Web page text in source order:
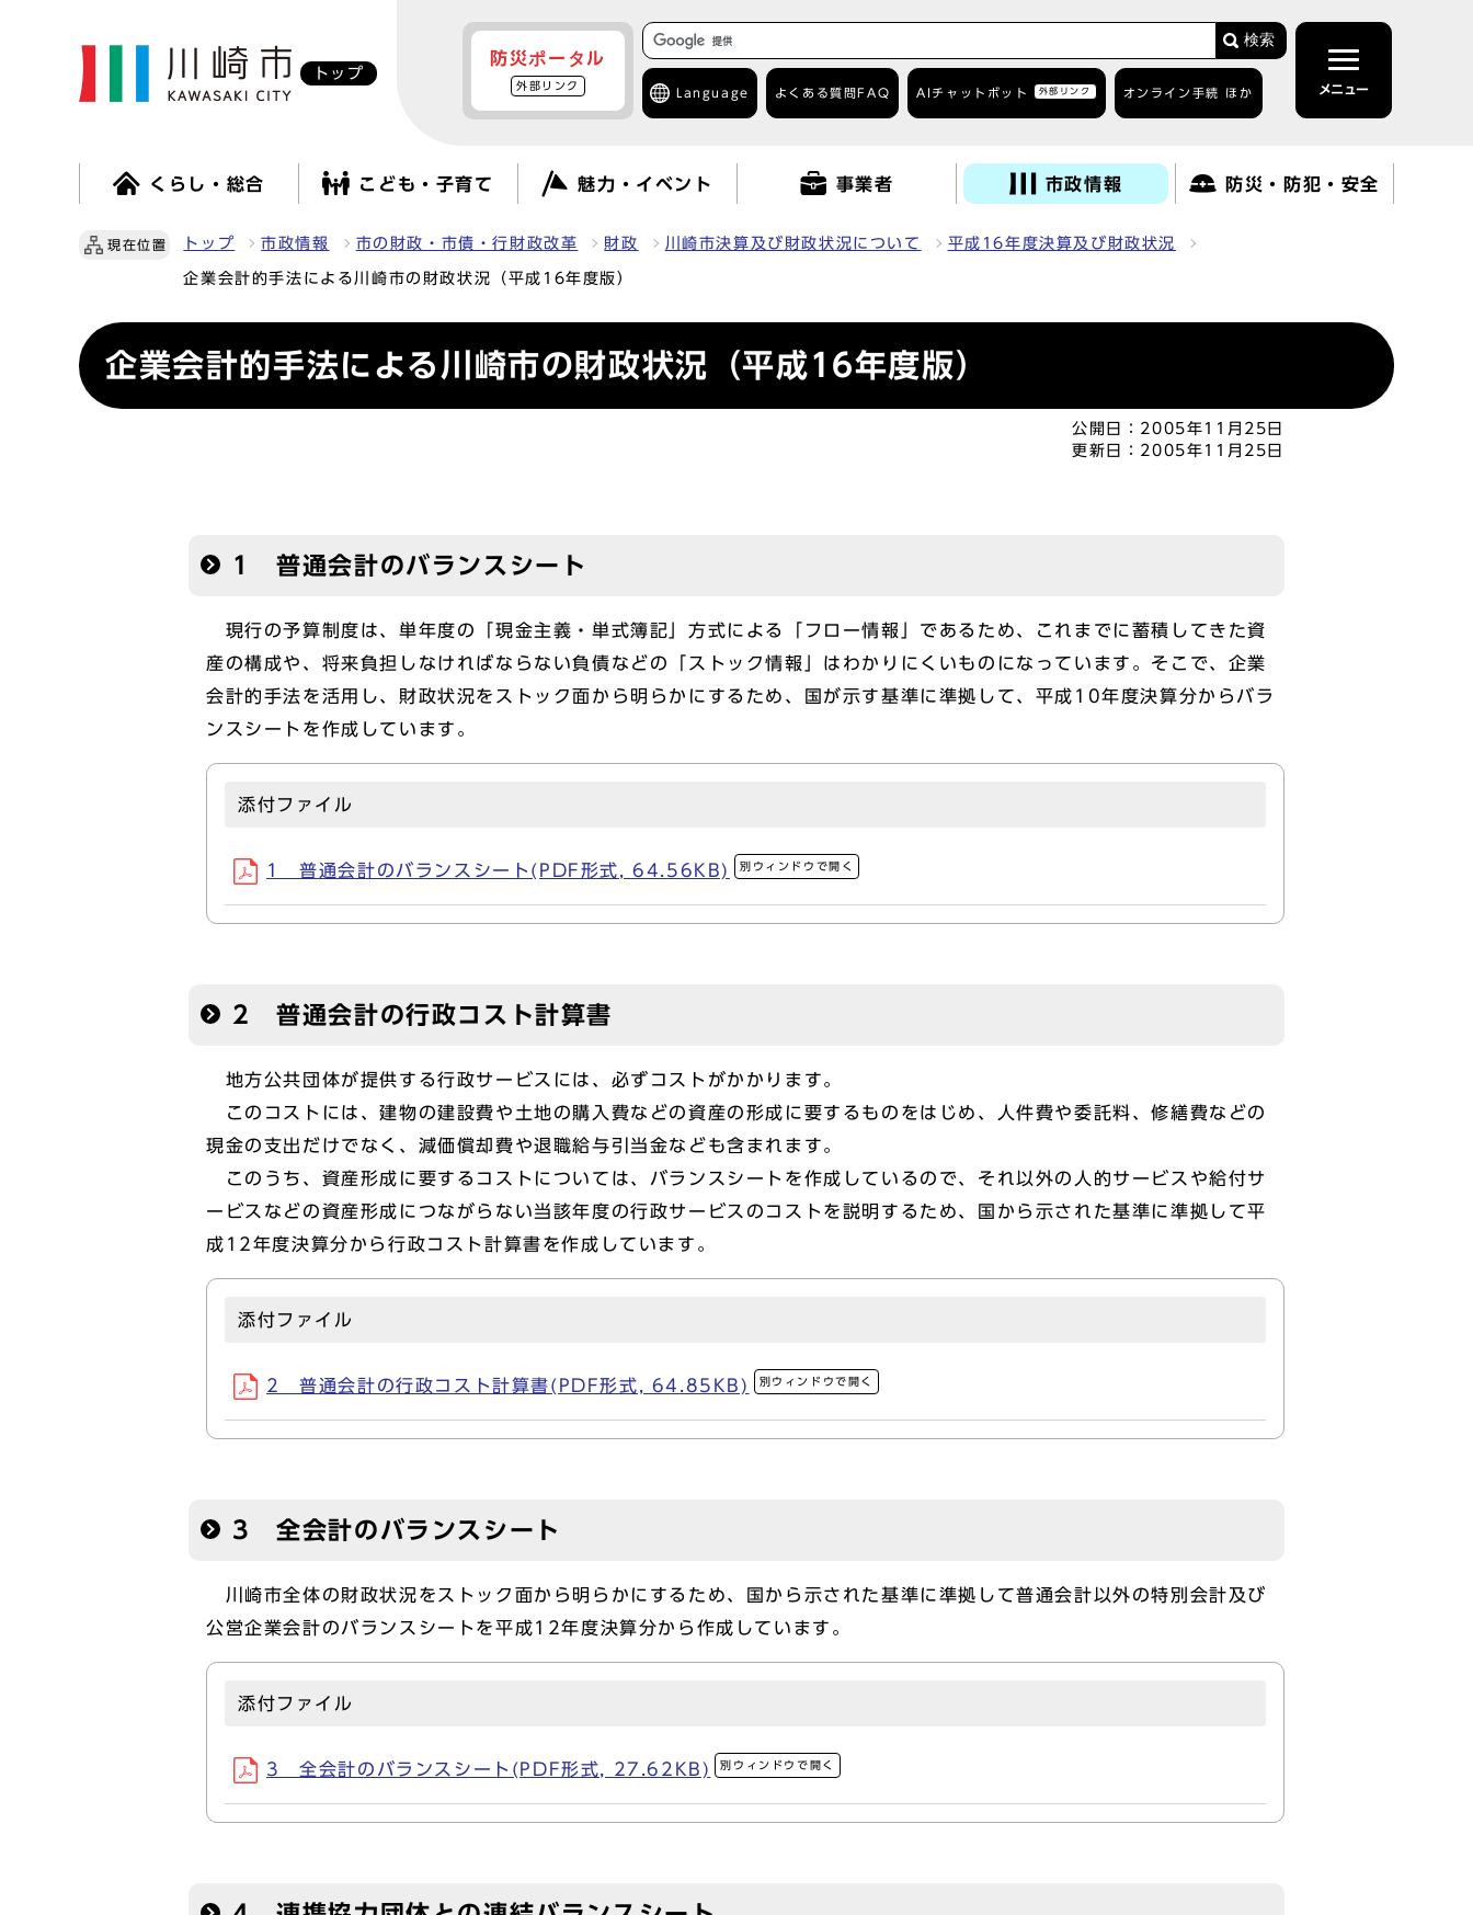
トップ
防災ポータル
外部リンク
検索
Language よくある質問 FAQ AIチャットボット 外部リンク オンライン手続 ほか メニュー
くらし・総合 こども・子育て 魅力・イベント 事業者 市政情報 防災・防犯・安全
現在位置 トップ 市政情報 市の財政・市債・行財政改革 財政 川崎市決算及び財政状況について 平成16年度決算及び財政状況
企業会計的手法による川崎市の財政状況（平成16年度版）
企業会計的手法による川崎市の財政状況（平成16年度版）
公開日： 2005年11月25日
更新日： 2005年11月25日
1 普通会計のバランスシート
現行の予算制度は、単年度の「現金主義・単式簿記」方式による「フロー情報」であるため、これまでに蓄積してきた資
産の構成や、将来負担しなければならない負債などの「ストック情報」はわかりにくいものになっています。そこで、企業
会計的手法を活用し、財政状況をストック面から明らかにするため、国が示す基準に準拠して、平成10年度決算分からバラ
ンスシートを作成しています。
添付ファイル
1 普通会計のバランスシート(PDF形式, 64.56KB) 別ウィンドウで開く
2 普通会計の行政コスト計算書
地方公共団体が提供する行政サービスには、必ずコストがかかります。
このコストには、建物の建設費や土地の購入費などの資産の形成に要するものをはじめ、人件費や委託料、修繕費などの
現金の支出だけでなく、減価償却費や退職給与引当金なども含まれます。
このうち、資産形成に要するコストについては、バランスシートを作成しているので、それ以外の人的サービスや給付サ
ービスなどの資産形成につながらない当該年度の行政サービスのコストを説明するため、国から示された基準に準拠して平
成12年度決算分から行政コスト計算書を作成しています。
添付ファイル
2 普通会計の行政コスト計算書(PDF形式, 64.85KB) 別ウィンドウで開く
3 全会計のバランスシート
川崎市全体の財政状況をストック面から明らかにするため、国から示された基準に準拠して普通会計以外の特別会計及び
公営企業会計のバランスシートを平成12年度決算分から作成しています。
添付ファイル
3 全会計のバランスシート(PDF形式, 27.62KB) 別ウィンドウで開く